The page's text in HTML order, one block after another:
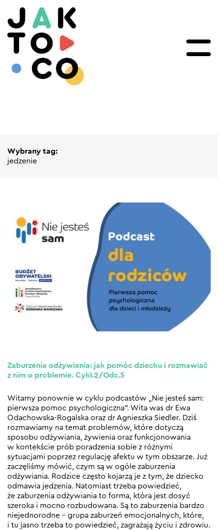
Wybrany tag:
jedzenie
Zaburzenia odżywiania: jak pomóc dziecku i rozmawiać
z nim o problemie. Cykl.2/Odc.5
Witamy ponownie w cyklu podcastów „Nie jesteś sam:
pierwsza pomoc psychologiczna”. Wita was dr Ewa
Odachowska-Rogalska oraz dr Agnieszka Siedler. Dziś
rozmawiamy na temat problemów, które dotyczą
sposobu odżywiania, żywienia oraz funkcjonowania
w kontekście prób poradzenia sobie z różnymi
sytuacjami poprzez regulację afektu w tym obszarze. Już
zaczęliśmy mówić, czym są w ogóle zaburzenia
odżywiania. Rodzice często kojarzą je z tym, że dziecko
odmawia jedzenia. Natomiast trzeba powiedzieć,
że zaburzenia odżywiania to forma, która jest dosyć
szeroka i mocno rozbudowana. Są to zaburzenia bardzo
niejednorodne – grupa zaburzeń emocjonalnych, które,
i tu jasno trzeba to powiedzieć, zagrażają życiu i zdrowiu.